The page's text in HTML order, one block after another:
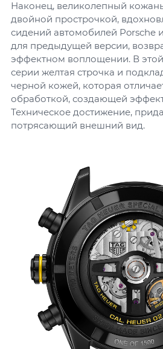
Наконец, великолепный
двойной прострочкой,
сидений автомобилей Porsche
для предыдущей версии,
эффектном воплощении. В
серии желтая строчка и
черной кожей, которая
обработкой, создающей
Техническое достижение,
потрясающий внешний вид.